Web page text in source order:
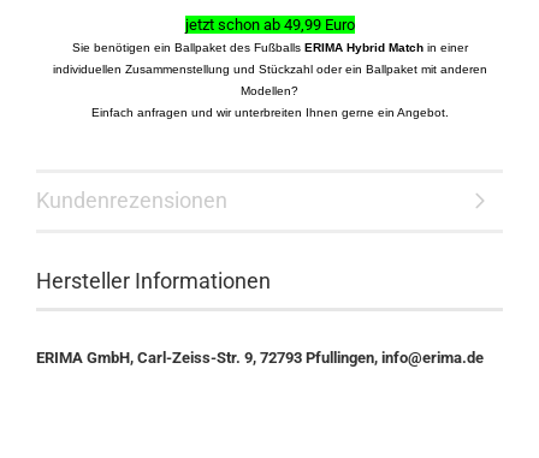
jetzt schon ab 49,99 Euro
Sie benötigen ein Ballpaket des Fußballs ERIMA Hybrid Matchin einer
individuellen Zusammenstellung und Stückzahl oder ein Ballpaket mit anderen
Modellen?
Einfach anfragen und wir unterbreiten Ihnen gerne ein Angebot.
Kundenrezensionen
Hersteller Informationen
ERIMA GmbH, Carl-Zeiss-Str. 9, 72793 Pfullingen, info@erima.de